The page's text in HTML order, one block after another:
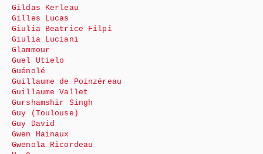
Gildas Kerleau
Gilles Lucas
Giulia Beatrice Filpi
Giulia Luciani
Glammour
Guel Utielo
Guénolé
Guillaume de Poinzéreau
Guillaume Vallet
Gurshamshir Singh
Guy (Toulouse)
Guy David
Gwen Hainaux
Gwenola Ricordeau